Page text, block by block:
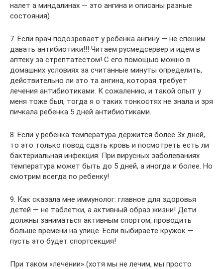
налет а миндалинах — это ангина и описаны разные
состояния)
7. Если врач подозревает у ребенка ангину — не спешим
давать антибиотики!!! Читаем русмедсервер и идем в
аптеку за стрептатестом! С его помощью можно в
домашних условиях за считанные минуты определить,
действительно ли это та ангина, которая требует
лечения антибиотиками. К сожалению, и такой опыт у
меня тоже был, тогда я о таких тонкостях не знала и зря
пичкала ребенка 5 дней антибиотиками.
8. Если у ребенка температура держится более 3х дней,
то это только повод сдать кровь и посмотреть есть ли
бактериальная инфекция. При вирусных заболеваниях
температура может быть до 5 дней, а иногда и более. Но
смотрим всегда по ребенку!
9. Как сказала мне иммунолог: главное для здоровья
детей — не таблетки, а активный образ жизни! Дети
должны заниматься активным спортом, проводить
больше времени на улице. Если выбираете кружок —
пусть это будет спортсекция!
При таком «лечении» (хотя мы не лечим, мы просто